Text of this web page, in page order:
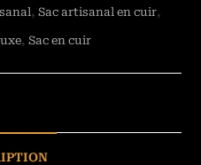
,Sac artisanal en cuir,
,Sac en cuir